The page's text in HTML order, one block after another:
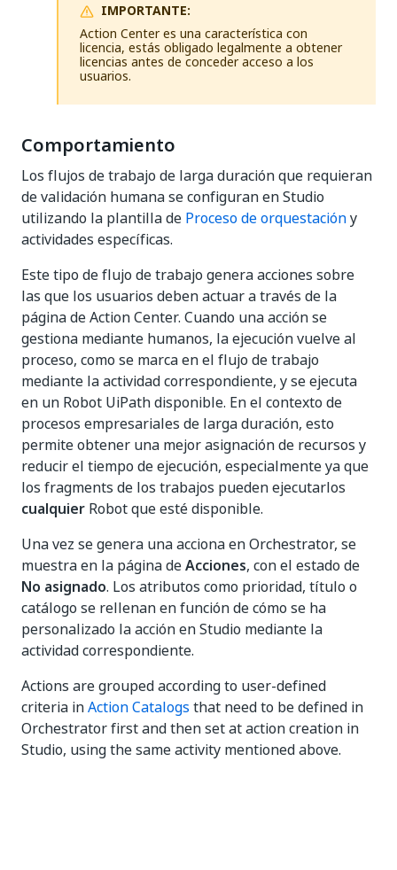
IMPORTANTE:
Action Center es una característica con
licencia, estás obligado legalmente a obtener
licencias antes de conceder acceso a los
usuarios.
Comportamiento
Los flujos de trabajo de larga duración que requieran
de validación humana se configuran en Studio
utilizando la plantilla de Proceso de orquestacióny
actividades específicas.
Este tipo de flujo de trabajo genera acciones sobre
las que los usuarios deben actuar a través de la
página de Action Center. Cuando una acción se
gestiona mediante humanos, la ejecución vuelve al
proceso, como se marca en el flujo de trabajo
mediante la actividad correspondiente, y se ejecuta
en un Robot UiPath disponible. En el contexto de
procesos empresariales de larga duración, esto
permite obtener una mejor asignación de recursos y
reducir el tiempo de ejecución, especialmente ya que
los fragments de los trabajos pueden ejecutarlos
cualquier Robot que esté disponible.
Una vez se genera una acciona en Orchestrator, se
muestra en la página deAcciones, con el estado de
No asignado. Los atributos como prioridad, título o
catálogo se rellenan en función de cómo se ha
personalizado la acción en Studio mediante la
actividad correspondiente.
Actions are grouped according to user-defined
criteria inAction Catalogs that need to be defined in
Orchestrator first and then set at action creation in
Studio, using the same activity mentioned above.